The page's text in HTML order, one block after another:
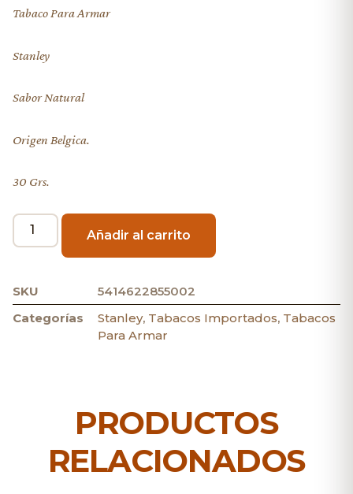
Tabaco Para Armar
Stanley
Sabor Natural
Origen Belgica.
30 Grs.
Añadir al carrito
SKU
5414622855002
Categorías
Stanley, Tabacos Importados, Tabacos
Para Armar
PRODUCTOS
RELACIONADOS